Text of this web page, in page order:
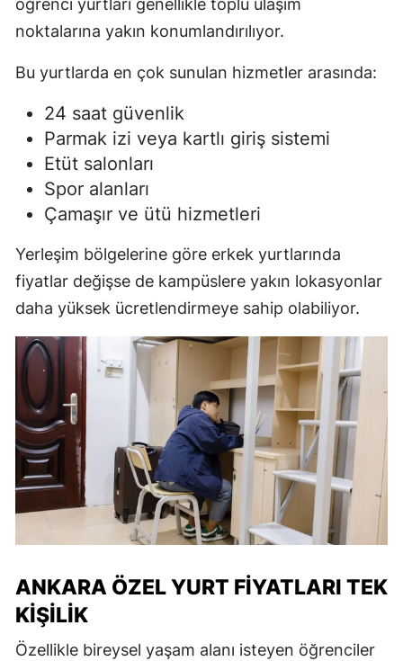
noktalarına yakın konumlandırılıyor.
Bu yurtlarda en çok sunulan hizmetler arasında:
24 saat güvenlik
Parmak izi veya kartlı giriş sistemi
Etüt salonları
Spor alanları
Çamaşır ve ütü hizmetleri
Yerleşim bölgelerine göre erkek yurtlarında
fiyatlar değişse de kampüslere yakın lokasyonlar
daha yüksek ücretlendirmeye sahip olabiliyor.
ANKARA ÖZEL YURT FIYATLARI TEK
KIŞILIK
Özellikle bireysel yaşam alanı isteyen öğrenciler